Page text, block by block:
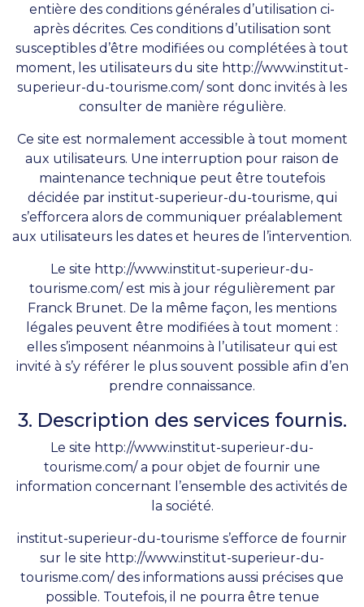
entière des conditions générales d’utilisation ci-
après décrites. Ces conditions d’utilisation sont
susceptibles d’être modifiées ou complétées à tout
moment, les utilisateurs du site http://www.institut-
superieur-du-tourisme.com/sont donc invités à les
consulter de manière régulière.
Ce site est normalement accessible à tout moment
aux utilisateurs. Une interruption pour raison de
maintenance technique peut être toutefois
décidée par institut-superieur-du-tourisme, qui
s’efforcera alors de communiquer préalablement
aux utilisateurs les dates et heures de l’intervention.
Le site http://www.institut-superieur-du-
tourisme.com/est mis à jour régulièrement par
Franck Brunet. De la même façon, les mentions
légales peuvent être modifiées à tout moment :
elles s’imposent néanmoins à l’utilisateur qui est
invité à s’y référer le plus souvent possible afin d’en
prendre connaissance.
3. Description des services fournis.
Le site http://www.institut-superieur-du-
tourisme.com/a pour objet de fournir une
information concernant l’ensemble des activités de
la société.
institut-superieur-du-tourisme s’efforce de fournir
sur le site http://www.institut-superieur-du-
tourisme.com/des informations aussi précises que
possible. Toutefois, il ne pourra être tenue